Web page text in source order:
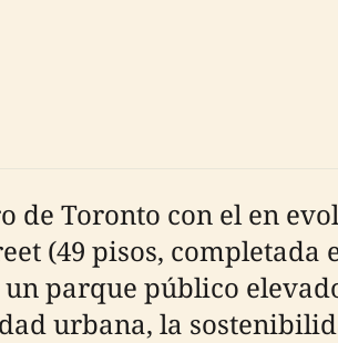
Toronto con el en
(49 pisos, completada
parque público
urbana, la